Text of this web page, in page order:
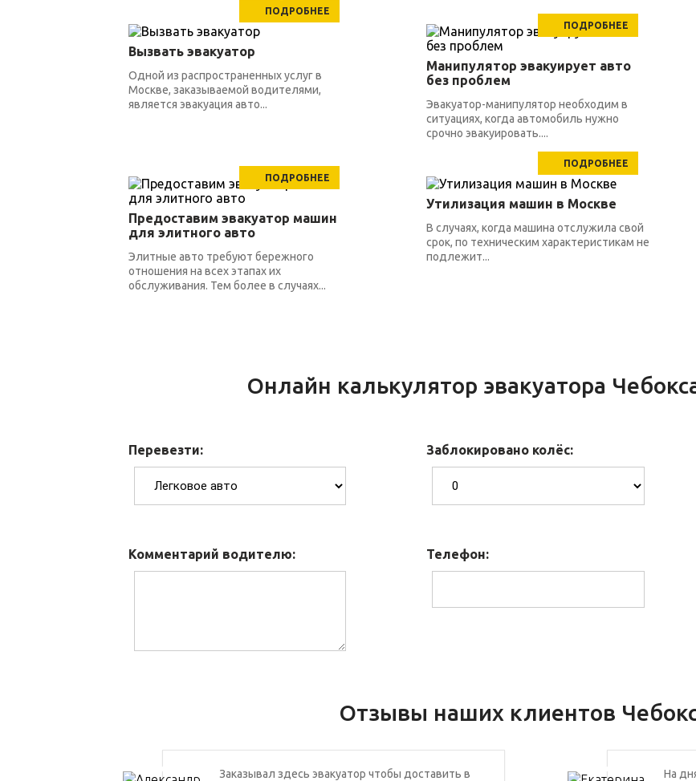
ПОДРОБНЕЕ
Вызвать эвакуатор
Одной из распространенных услуг в
Москве, заказываемой водителями,
является эвакуация авто...
ПОДРОБНЕЕ
Манипулятор эвакуирует авто
без проблем
Эвакуатор-манипулятор необходим в
ситуациях, когда автомобиль нужно
срочно эвакуировать....
ПОДРОБНЕЕ
Предоставим эвакуатор машин
для элитного авто
Элитные авто требуют бережного
отношения на всех этапах их
обслуживания. Тем более в случаях...
ПОДРОБНЕЕ
Утилизация машин в Москве
В случаях, когда машина отслужила свой
срок, по техническим характеристикам не
подлежит...
Онлайн калькулятор эвакуатора
Перевезти: Заблокировано колёс:
Комментарий водителю:
Телефон:
Отзывы наших клиентов
Заказывал здесь эвакуатор чтобы доставить в
На